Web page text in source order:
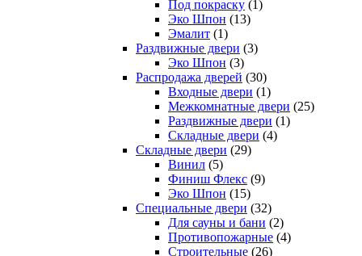
Под покраску (1)
Эко Шпон (13)
Эмалит (1)
Раздвижные двери (3)
Эко Шпон (3)
Распродажа дверей (30)
Входные двери (1)
Межкомнатные двери (25)
Раздвижные двери (1)
Складные двери (4)
Складные двери (29)
Винил (5)
Финиш Флекс (9)
Эко Шпон (15)
Специальные двери (32)
Для сауны и бани (2)
Противопожарные (4)
Строительные (26)